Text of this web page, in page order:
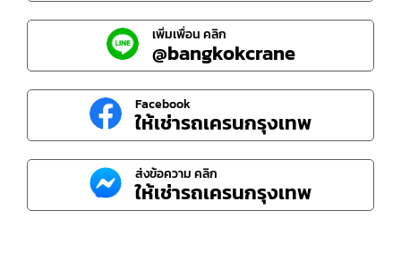
เพิ่มเพื่อน คลิก
@bangkokcrane
Facebook
ให้เช่ารถเครนกรุงเทพ
ส่งข้อความ คลิก
ให้เช่ารถเครนกรุงเทพ